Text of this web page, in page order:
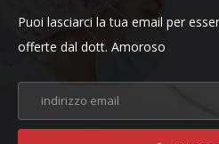
Puoi lasciarci la tua email per
offerte dal dott. Amoroso